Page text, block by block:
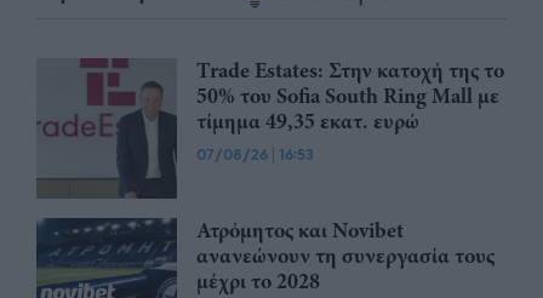
Trade Estates: Στην κατοχή της το
50% του Sofia South Ring Mall με
τίμημα 49,35 εκατ. ευρώ
07/08/26 | 16:53
Ατρόμητος και Novibet
ανανεώνουν τη συνεργασία τους
μέχρι το 2028